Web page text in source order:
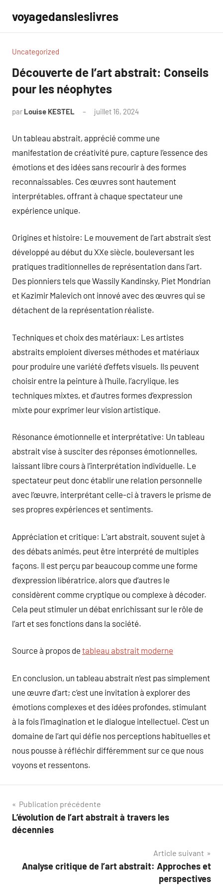
contenu
voyagedansleslivres
Uncategorized
Découverte de l’art abstrait: Conseils
pour les néophytes
par Louise KESTEL juillet 16, 2024
Un tableau abstrait, apprécié comme une
manifestation de créativité pure, capture l’essence des
émotions et des idées sans recourir à des formes
reconnaissables. Ces œuvres sont hautement
interprétables, offrant à chaque spectateur une
expérience unique.
Origines et histoire: Le mouvement de l’art abstrait s’est
développé au début du XXe siècle, bouleversant les
pratiques traditionnelles de représentation dans l’art.
Des pionniers tels que Wassily Kandinsky, Piet Mondrian
et Kazimir Malevich ont innové avec des œuvres qui se
détachent de la représentation réaliste.
Techniques et choix des matériaux: Les artistes
abstraits emploient diverses méthodes et matériaux
pour produire une variété d’effets visuels. Ils peuvent
choisir entre la peinture à l’huile, l’acrylique, les
techniques mixtes, et d’autres formes d’expression
mixte pour exprimer leur vision artistique.
Résonance émotionnelle et interprétative: Un tableau
abstrait vise à susciter des réponses émotionnelles,
laissant libre cours à l’interprétation individuelle. Le
spectateur peut donc établir une relation personnelle
avec l’œuvre, interprétant celle-ci à travers le prisme de
ses propres expériences et sentiments.
Appréciation et critique: L’art abstrait, souvent sujet à
des débats animés, peut être interprété de multiples
façons. Il est perçu par beaucoup comme une forme
d’expression libératrice, alors que d’autres le
considèrent comme cryptique ou complexe à décoder.
Cela peut stimuler un débat enrichissant sur le rôle de
l’art et ses fonctions dans la société.
Source à propos de tableau abstrait moderne
En conclusion, un tableau abstrait n’est pas simplement
une œuvre d’art; c’est une invitation à explorer des
émotions complexes et des idées profondes, stimulant
à la fois l’imagination et le dialogue intellectuel. C’est un
domaine de l’art qui défie nos perceptions habituelles et
nous pousse à réfléchir différemment sur ce que nous
voyons et ressentons.
Navigation
de
Publication précédente
L’évolution de l’art abstrait à travers les
décennies
Article suivant
Analyse critique de l’art abstrait: Approches et
perspectives